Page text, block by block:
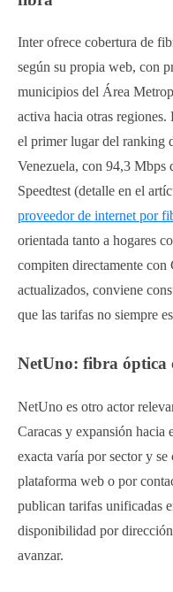
Inter ofrece cobertura de
según su propia web, con
municipios del Área
activa hacia otras
el primer lugar del ranking
Venezuela, con 94,3 Mbps
Speedtest (detalle en el
proveedor de internet por
orientada tanto a hogares
compiten directamente
actualizados, conviene
que las tarifas no siempre
NetUno: fibra óptica
NetUno es otro actor
Caracas y expansión hacia
exacta varía por sector y
plataforma web o por
publican tarifas unificadas
disponibilidad por
avanzar.